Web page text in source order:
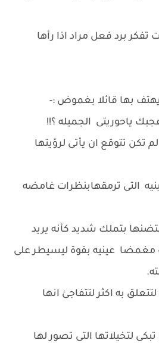
برد فعل مراد اذا رأها
بها قائلا بغموض :-
ياحوريتى الجميله ؟!!
تكن تتوقع ان يأتى لرؤيتها
التى ترمقهابنظرات غامضه
بتملك شديد كأنه يريد
مغمضا عينيه بقوة ليسيطر على
به اكثر لتتفاجئ انها
لتخيلاتها التى تصور لها